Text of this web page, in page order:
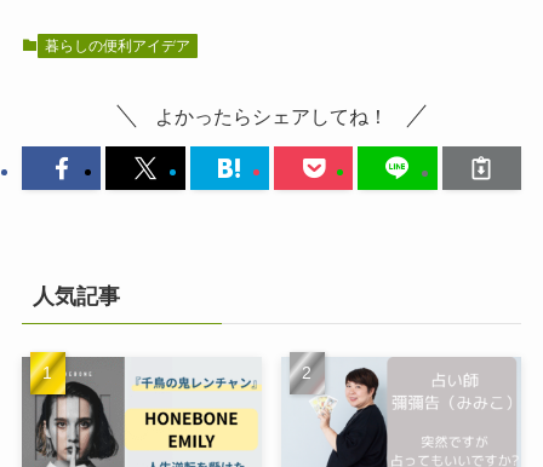
暮らしの便利アイデア
よかったらシェアしてね！
人気記事